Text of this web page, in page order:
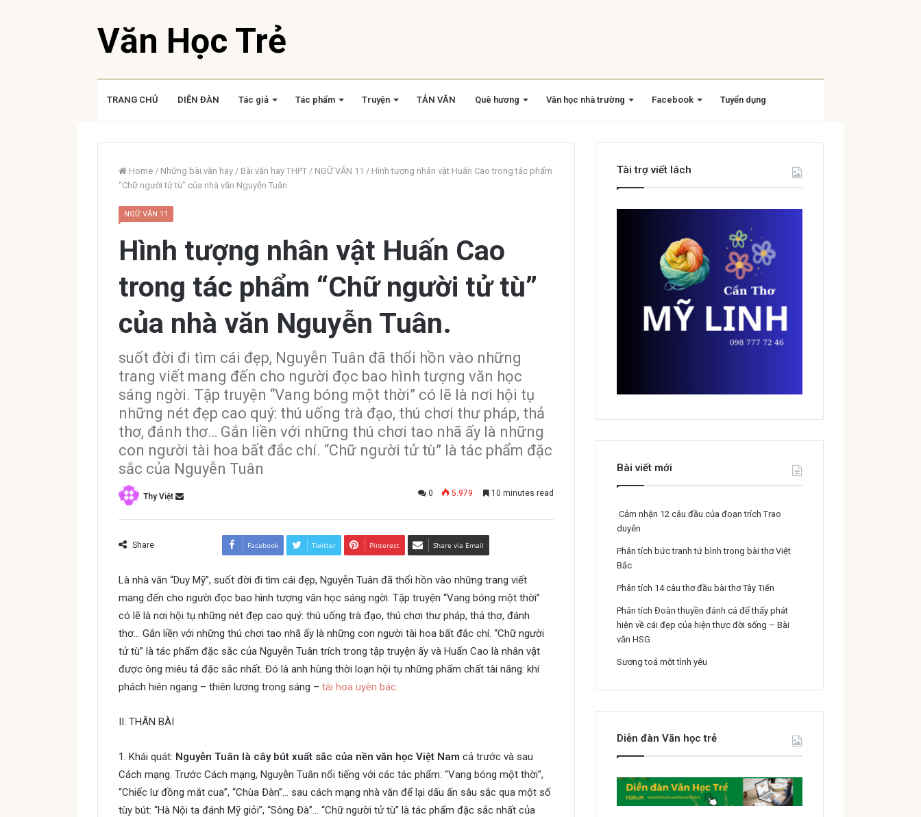
Văn Học Trẻ
TRANG CHỦ DIỄN ĐÀN Tác giả Tác phẩm Truyện TẢN VĂN Quê hương Văn học nhà trường Facebook Tuyển dụng
Home / Những bài văn hay / Bài văn hay THPT / NGỮ VĂN 11 / Hình tượng nhân vật Huấn Cao trong tác phẩm
“Chữ người tử tù” của nhà văn Nguyễn Tuân.
NGỮ VĂN 11
Hình tượng nhân vật Huấn Cao
trong tác phẩm “Chữ người tử tù”
của nhà văn Nguyễn Tuân.
suốt đời đi tìm cái đẹp, Nguyễn Tuân đã thổi hồn vào những
trang viết mang đến cho người đọc bao hình tượng văn học
sáng ngời. Tập truyện “Vang bóng một thời” có lẽ là nơi hội tụ
những nét đẹp cao quý: thú uống trà đạo, thú chơi thư pháp, thả
thơ, đánh thơ… Gắn liền với những thú chơi tao nhã ấy là những
con người tài hoa bất đắc chí. “Chữ người tử tù” là tác phẩm đặc
sắc của Nguyễn Tuân
Thy Việt 0 5.979 10 minutes read
Share Facebook Twitter Pinterest Share via Email
Là nhà văn “Duy Mỹ”, suốt đời đi tìm cái đẹp, Nguyễn Tuân đã thổi hồn vào những trang viết
mang đến cho người đọc bao hình tượng văn học sáng ngời. Tập truyện “Vang bóng một thời”
có lẽ là nơi hội tụ những nét đẹp cao quý: thú uống trà đạo, thú chơi thư pháp, thả thơ, đánh
thơ… Gắn liền với những thú chơi tao nhã ấy là những con người tài hoa bất đắc chí. “Chữ người
tử tù” là tác phẩm đặc sắc của Nguyễn Tuân trích trong tập truyện ấy và Huấn Cao là nhân vật
được ông miêu tả đặc sắc nhất. Đó là anh hùng thời loạn hội tụ những phẩm chất tài năng: khí
phách hiên ngang – thiên lương trong sáng – tài hoa uyên bác.
II. THÂN BÀI
1. Khái quát: Nguyễn Tuân là cây bút xuất sắc của nền văn học Việt Nam cả trước và sau
Cách mạng. Trước Cách mạng, Nguyễn Tuân nổi tiếng với các tác phẩm: “Vang bóng một thời”,
“Chiếc lư đồng mắt cua”, “Chùa Đàn”… sau cách mạng nhà văn để lại dấu ấn sâu sắc qua một số
tùy bút: “Hà Nội ta đánh Mỹ giỏi”, “Sông Đà”… “Chữ người tử tù” là tác phẩm đặc sắc nhất của
Tài trợ viết lách
Bài viết mới
Cảm nhận 12 câu đầu của đoạn trích Trao
duyên
Phân tích bức tranh tứ bình trong bài thơ Việt
Bắc
Phân tích 14 câu thơ đầu bài thơ Tây Tiến
Phân tích Đoàn thuyền đánh cá để thấy phát
hiện về cái đẹp của hiện thực đời sống – Bài
văn HSG
Sương toả một tình yêu
Diễn đàn Văn học trẻ